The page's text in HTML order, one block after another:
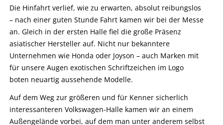
Die Hinfahrt verlief, wie zu erwarten, absolut reibungslos
– nach einer guten Stunde Fahrt kamen wir bei der Messe
an. Gleich in der ersten Halle fiel die große Präsenz
asiatischer Hersteller auf. Nicht nur bekanntere
Unternehmen wie Honda oder Joyson – auch Marken mit
für unsere Augen exotischen Schriftzeichen im Logo
boten neuartig aussehende Modelle.
Auf dem Weg zur größeren und für Kenner sicherlich
interessanteren Volkswagen-Halle kamen wir an einem
Außengelände vorbei, auf dem man unter anderem selbst